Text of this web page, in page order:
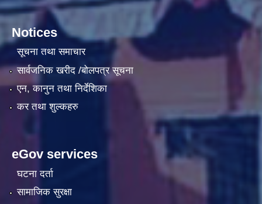
Notices
सूचना तथा समाचार
सार्वजनिक खरीद /बोलपत्र सूचना
एन, कानुन तथा निर्देशिका
कर तथा शुल्कहरु
eGov services
घटना दर्ता
सामाजिक सुरक्षा